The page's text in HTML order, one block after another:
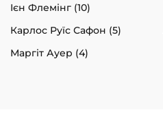
Ієн Флемінг (10)
Карлос Руїс Сафон (5)
Маргіт Ауер (4)